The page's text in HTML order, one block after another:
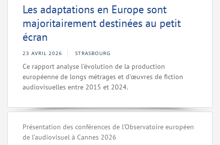
Les adaptations en Europe sont
majoritairement destinées au petit
écran
23 AVRIL 2026 STRASBOURG
Ce rapport analyse l'évolution de la production
européenne de longs métrages et d'œuvres de fiction
audiovisuelles entre 2015 et 2024.
Présentation des conférences de l’Observatoire européen
de l’audiovisuel à Cannes 2026